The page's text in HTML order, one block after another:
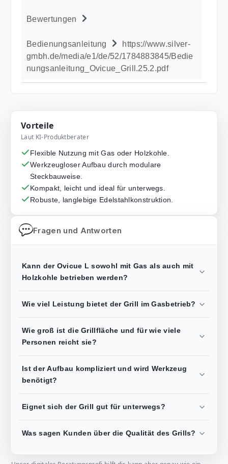
Bewertungen
Bedienungsanleitung
https://www.silver-
gmbh.de/media/e1/de/52/1784883845/Bedie
nungsanleitung_Ovicue_Grill.25.2.pdf
Vorteile
Laut KI-Produktberater
Flexible Nutzung mit Gas oder Holzkohle.
Werkzeugloser Aufbau durch modulare
Steckbauweise.
Kompakt, leicht und ideal für unterwegs.
Robuste, langlebige Edelstahlkonstruktion.
Fragen und Antworten
Kann der Ovicue L sowohl mit Gas als auch mit
Holzkohle betrieben werden?
Wie viel Leistung bietet der Grill im Gasbetrieb?
Wie groß ist die Grillfläche und für wie viele
Personen reicht sie?
Ist der Aufbau kompliziert und wird Werkzeug
benötigt?
Eignet sich der Grill gut für unterwegs?
Was sagen Kunden über die Qualität des Grills?